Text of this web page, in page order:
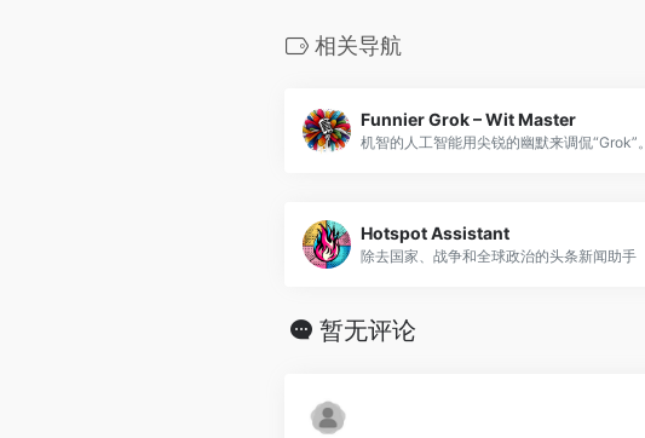
相关导航
Funnier Grok – Wit Master
机智的人工智能用尖锐的幽默来调侃“Grok”。
Hotspot Assistant
除去国家、战争和全球政治的头条新闻助手
暂无评论